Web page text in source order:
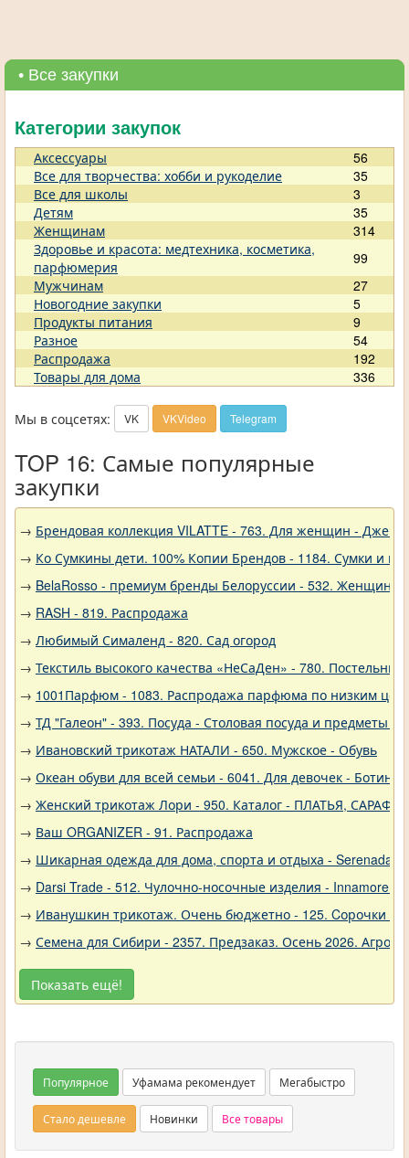
• Все закупки
Категории закупок
Аксессуары
56
Все для творчества: хобби и рукоделие
35
Все для школы
3
Детям
35
Женщинам
314
Здоровье и красота: медтехника, косметика,
парфюмерия
99
Мужчинам
27
Новогодние закупки
5
Продукты питания
9
Разное
54
Распродажа
192
Товары для дома
336
Мы в соцсетях: VK VKVideo Telegram
TOP 16: Самые популярные
закупки
→ Брендовая коллекция VILATTE - 763. Для женщин -
→ Ко Сумкины дети. 100% Копии Брендов - 1184. Сумки и
→ BelaRosso - премиум бренды Белоруссии - 532.
→ RASH - 819. Распродажа
→ Любимый Сималенд - 820. Сад огород
→ Текстиль высокого качества «НеСаДен» - 780.
→ 1001Парфюм - 1083. Распродажа парфюма по низким
→ ТД "Галеон" - 393. Посуда - Столовая посуда и предметы
→ Ивановский трикотаж НАТАЛИ - 650. Мужское - Обувь
→ Океан обуви для всей семьи - 6041. Для девочек - Ботинки
→ Женский трикотаж Лори - 950. Каталог - ПЛАТЬЯ,
→ Ваш ORGANIZER - 91. Распродажа
→ Шикарная одежда для дома, спорта и отдыха - Serenada
→ Darsi Trade - 512. Чулочно-носочные изделия - Innamore
→ Иванушкин трикотаж. Очень бюджетно - 125. Cорочки
→ Семена для Сибири - 2357. Предзаказ. Осень 2026.
Показать ещё!
Популярное Уфамама рекомендует Мегабыстро
Стало дешевле Новинки Все товары